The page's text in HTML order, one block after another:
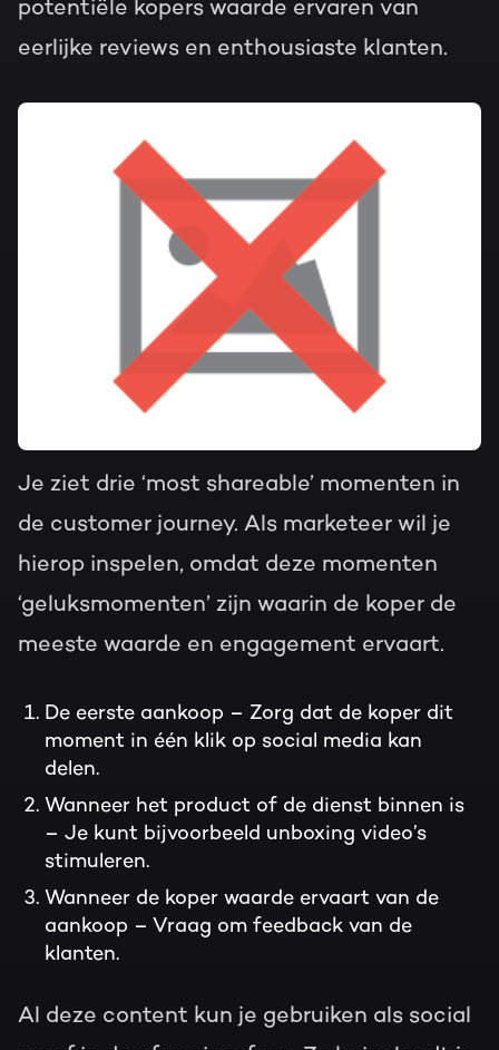
potentiële kopers waarde ervaren van
eerlijke reviews en enthousiaste klanten.
Je ziet drie ‘most shareable’ momenten in
de customer journey. Als marketeer wil je
hierop inspelen, omdat deze momenten
‘geluksmomenten’ zijn waarin de koper de
meeste waarde en engagement ervaart.
De eerste aankoop – Zorg dat de koper dit
moment in één klik op social media kan
delen.
Wanneer het product of de dienst binnen is
– Je kunt bijvoorbeeld unboxing video’s
stimuleren.
Wanneer de koper waarde ervaart van de
aankoop – Vraag om feedback van de
klanten.
Al deze content kun je gebruiken als social